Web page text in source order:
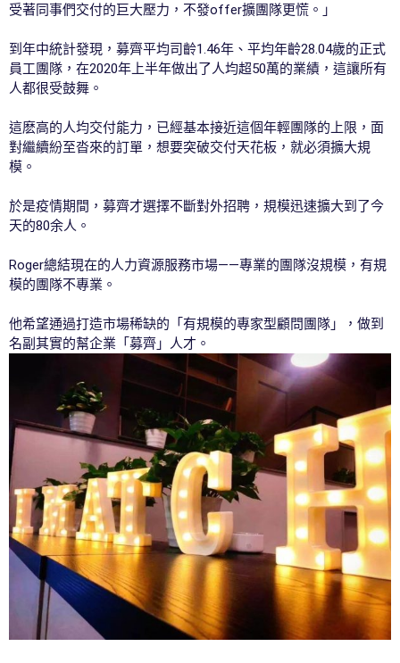
受著同事們交付的巨大壓力，不發offer擴團隊更慌。」
到年中統計發現，募齊平均司齡1.46年、平均年齡28.04歲的正式
員工團隊，在2020年上半年做出了人均超50萬的業績，這讓所有
人都很受鼓舞。
這麽高的人均交付能力，已經基本接近這個年輕團隊的上限，面
對繼續紛至沓來的訂單，想要突破交付天花板，就必須擴大規
模。
於是疫情期間，募齊才選擇不斷對外招聘，規模迅速擴大到了今
天的80余人。
Roger總結現在的人力資源服務市場——專業的團隊沒規模，有規
模的團隊不專業。
他希望通過打造市場稀缺的「有規模的專家型顧問團隊」，做到
名副其實的幫企業「募齊」人才。